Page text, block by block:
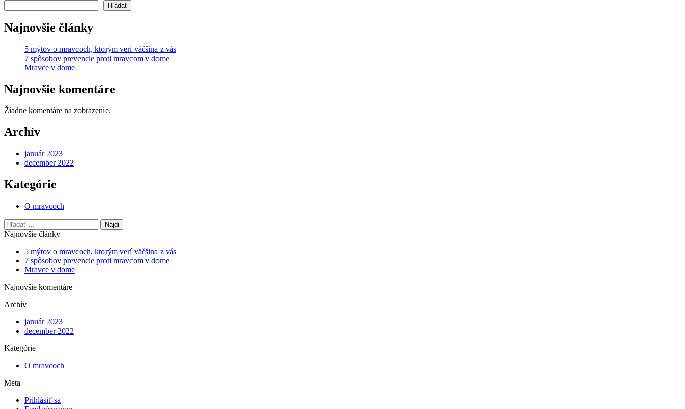
Hľadať
Najnovšie články
5 mýtov o mravcoch, ktorým verí väčšina z vás
7 spôsobov prevencie proti mravcom v dome
Mravce v dome
Najnovšie komentáre
Žiadne komentáre na zobrazenie.
Archív
január 2023
december 2022
Kategórie
O mravcoch
Hľadať:
Najnovšie články
5 mýtov o mravcoch, ktorým verí väčšina z vás
7 spôsobov prevencie proti mravcom v dome
Mravce v dome
Najnovšie komentáre
Archív
január 2023
december 2022
Kategórie
O mravcoch
Meta
Prihlásiť sa